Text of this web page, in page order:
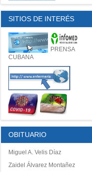
SITIOS DE INTERÉS
PRENSA
CUBANA
OBITUARIO
Miguel A. Velis Díaz
Zaidel Álvarez Montañez